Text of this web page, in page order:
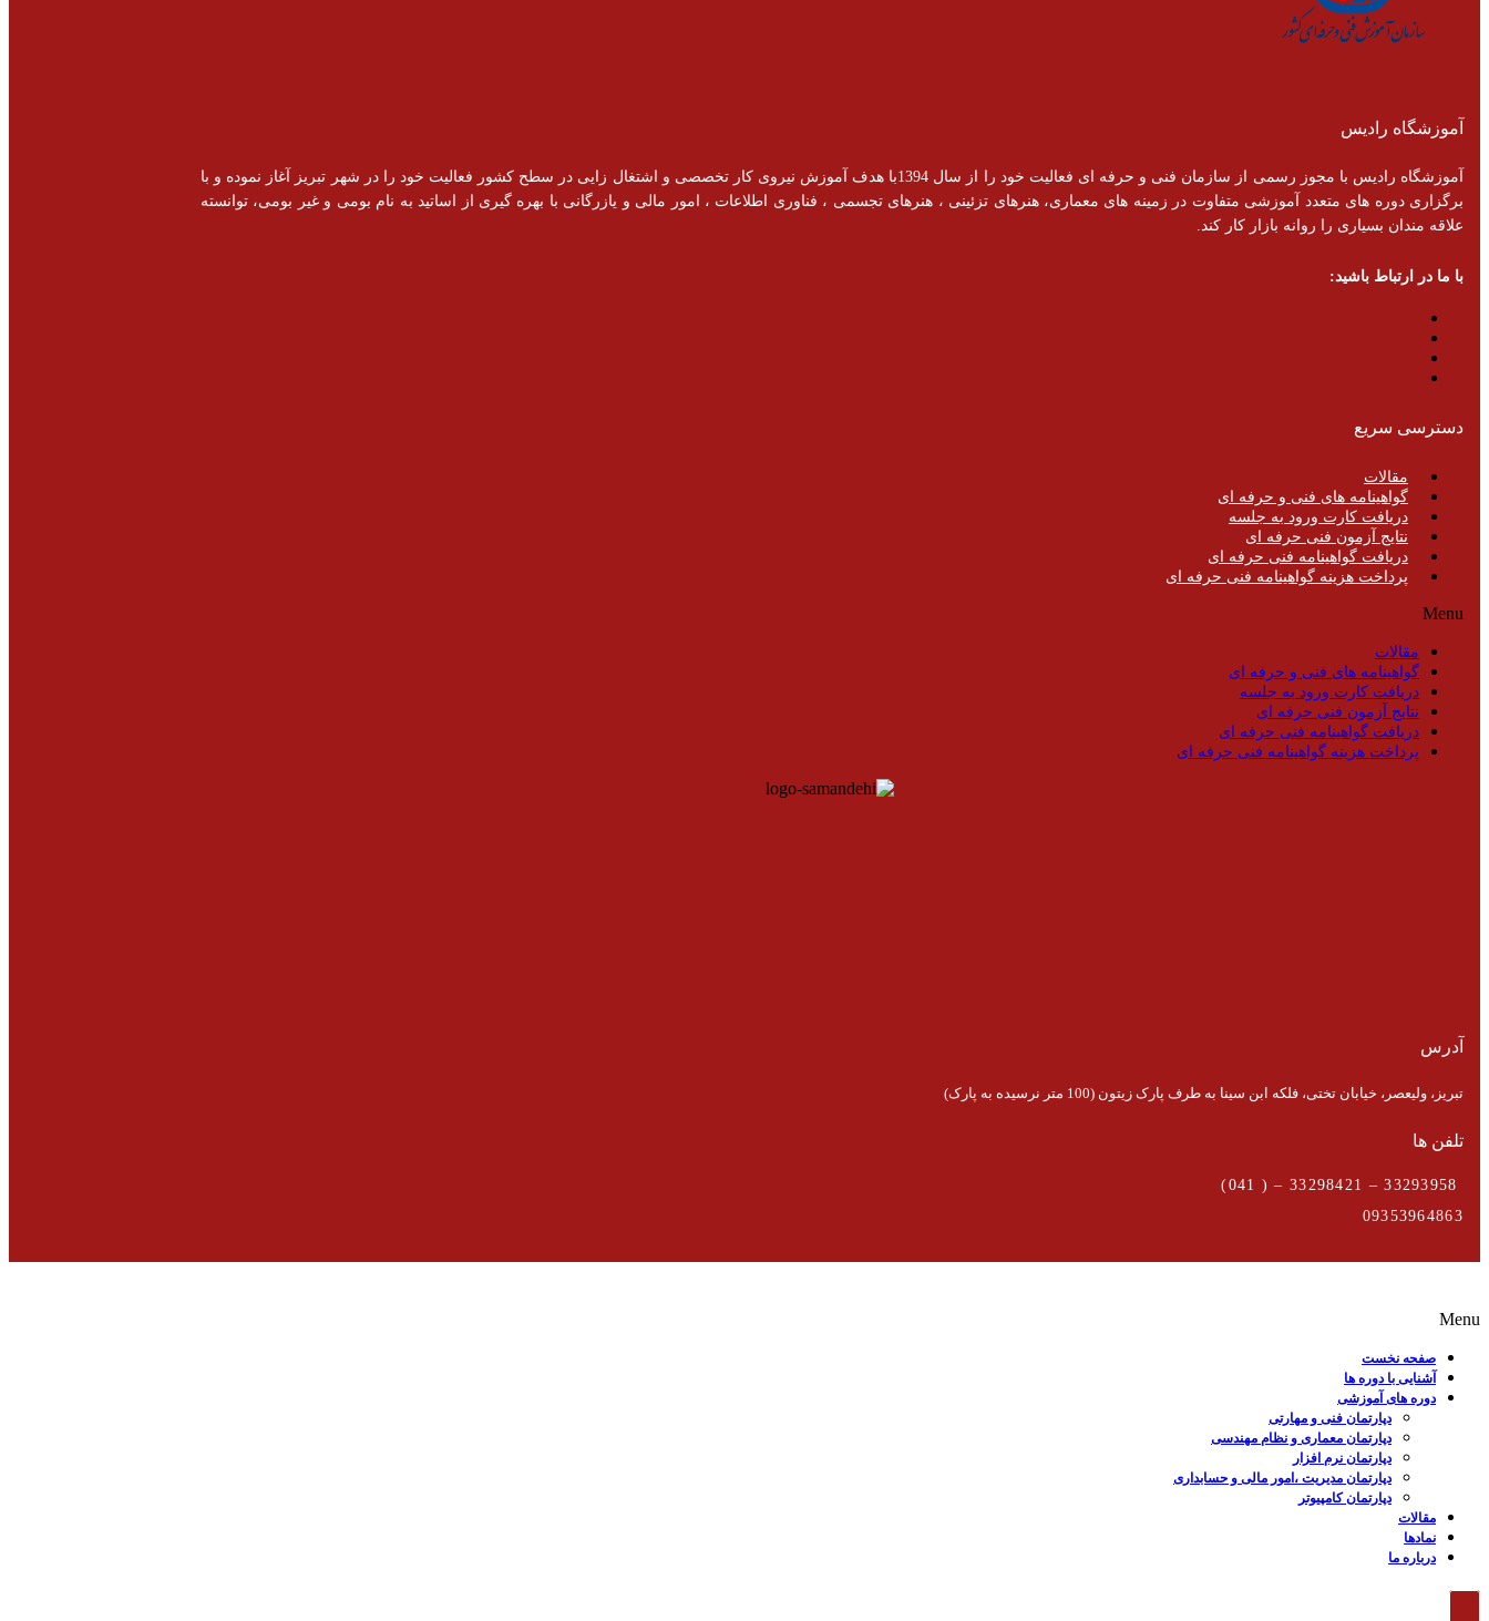
آموزشگاه رادیس
آموزشگاه رادیس با مجوز رسمی از سازمان فنی و حرفه ای فعالیت خود را از سال 1394با هدف آموزش نیروی کار تخصصی و اشتغال زایی در سطح کشور فعالیت خود را در شهر تبریز آغاز نموده و با
برگزاری دوره های متعدد آموزشی متفاوت در زمینه های معماری، هنرهای تزئینی ، هنرهای تجسمی ، فناوری اطلاعات ، امور مالی و یازرگانی با بهره گیری از اساتید به نام بومی و غیر بومی، توانسته
علاقه مندان بسیاری را روانه بازار کار کند.
با ما در ارتباط باشید:
دسترسی سریع
مقالات
گواهینامه های فنی و حرفه ای
دریافت کارت ورود به جلسه
نتایج آزمون فنی حرفه ای
دریافت گواهینامه فنی حرفه ای
پرداخت هزینه گواهینامه فنی حرفه ای
Menu
مقالات
گواهینامه های فنی و حرفه ای
دریافت کارت ورود به جلسه
نتایج آزمون فنی حرفه ای
دریافت گواهینامه فنی حرفه ای
پرداخت هزینه گواهینامه فنی حرفه ای
آدرس
تبریز، ولیعصر، خیابان تختی، فلکه ابن سینا به طرف پارک زیتون (100 متر نرسیده به پارک)
تلفن ها
09353964863
Menu
صفحه نخست
آشنایی با دوره ها
دوره های آموزشی
دپارتمان فنی و مهارتی
دپارتمان معماری و نظام مهندسی
دپارتمان نرم افزار
دپارتمان مدیریت ،امور مالی و حسابداری
دپارتمان کامپیوتر
مقالات
نمادها
درباره ما